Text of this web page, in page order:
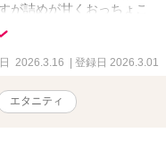
が詰めが甘くおっちょこ
はかなりずれている。家
コレート。163cm、52
フーズ株式会社 営業部
部ゆえ人当たりがよく人
が激しい。休日は二日酔
2026.3.16 | 登録日 2026.3.01
エタニティ